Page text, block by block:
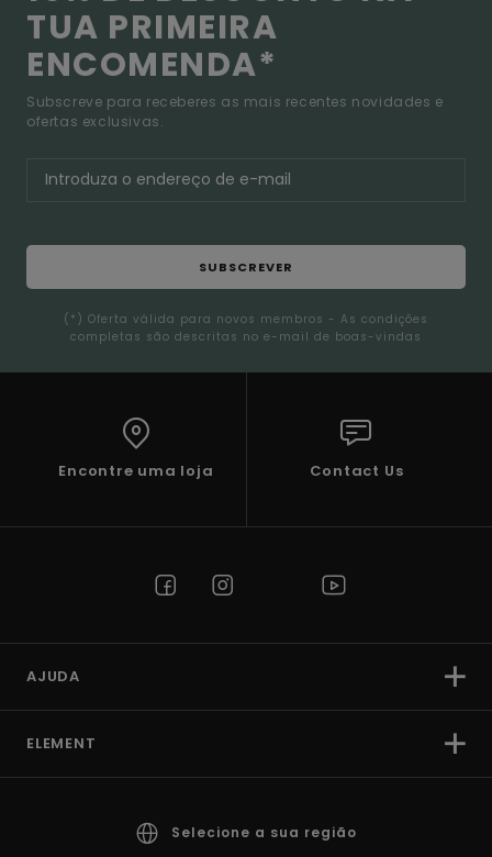
TUA PRIMEIRA
ENCOMENDA*
Subscreve para receberes as mais recentes novidades e
ofertas exclusivas.
SUBSCREVER
(*) Oferta válida para novos membros - As condições
completas são descritas no e-mail de boas-vindas
Encontre uma loja Contact Us
AJUDA
ELEMENT
Selecione a sua região